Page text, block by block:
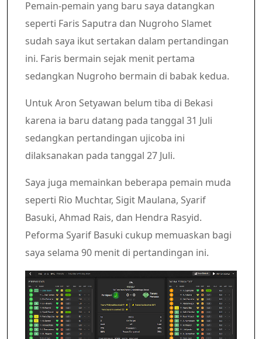
Pemain-pemain yang baru saya datangkan
seperti Faris Saputra dan Nugroho Slamet
sudah saya ikut sertakan dalam pertandingan
ini. Faris bermain sejak menit pertama
sedangkan Nugroho bermain di babak kedua.
Untuk Aron Setyawan belum tiba di Bekasi
karena ia baru datang pada tanggal 31 Juli
sedangkan pertandingan ujicoba ini
dilaksanakan pada tanggal 27 Juli.
Saya juga memainkan beberapa pemain muda
seperti Rio Muchtar, Sigit Maulana, Syarif
Basuki, Ahmad Rais, dan Hendra Rasyid.
Peforma Syarif Basuki cukup memuaskan bagi
saya selama 90 menit di pertandingan ini.